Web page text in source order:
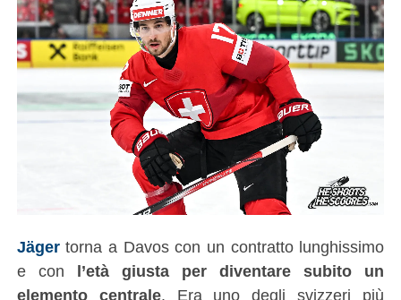
Jägertorna a Davos con un contratto lunghissimo
e con l’età giusta per diventare subito un
elemento centrale. Era uno degli svizzeri più